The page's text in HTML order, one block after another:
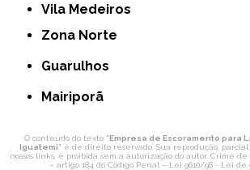
Vila Medeiros
Zona Norte
Guarulhos
Mairiporã
O conteúdo do texto "Empresa de Escoramento para
Iguatemi" é de direito reservado. Sua reprodução,
nossos links, é proibida sem a autorização do autor. Crime
– artigo 184 do Código Penal – Lei 9610/98 - Lei